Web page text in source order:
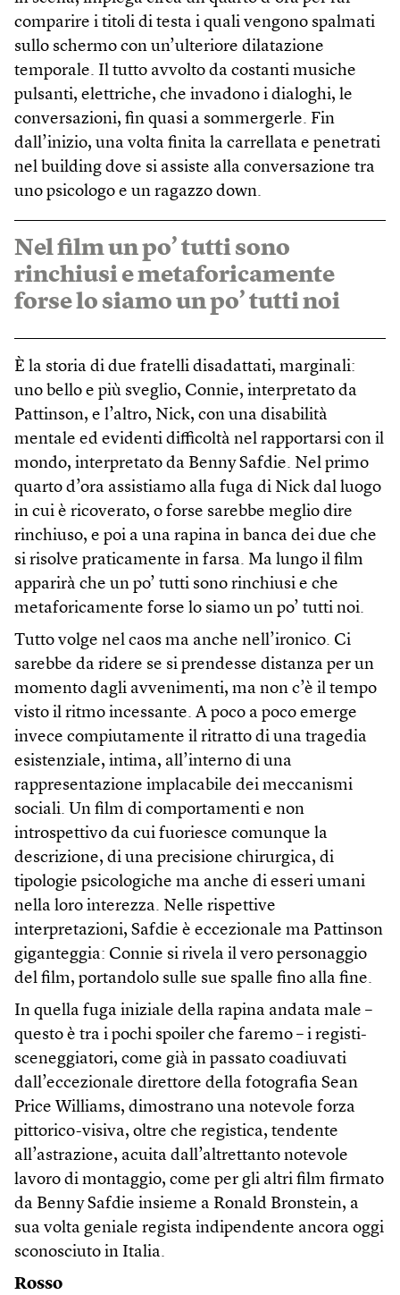
comparire i titoli di testa i quali vengono spalmati
sullo schermo con un’ulteriore dilatazione
temporale. Il tutto avvolto da costanti musiche
pulsanti, elettriche, che invadono i dialoghi, le
conversazioni, fin quasi a sommergerle. Fin
dall’inizio, una volta finita la carrellata e penetrati
nel building dove si assiste alla conversazione tra
uno psicologo e un ragazzo down.
Nel film un po’ tutti sono
rinchiusi e metaforicamente
forse lo siamo un po’ tutti noi
È la storia di due fratelli disadattati, marginali:
uno bello e più sveglio, Connie, interpretato da
Pattinson, e l’altro, Nick, con una disabilità
mentale ed evidenti difficoltà nel rapportarsi con il
mondo, interpretato da Benny Safdie. Nel primo
quarto d’ora assistiamo alla fuga di Nick dal luogo
in cui è ricoverato, o forse sarebbe meglio dire
rinchiuso, e poi a una rapina in banca dei due che
si risolve praticamente in farsa. Ma lungo il film
apparirà che un po’ tutti sono rinchiusi e che
metaforicamente forse lo siamo un po’ tutti noi.
Tutto volge nel caos ma anche nell’ironico. Ci
sarebbe da ridere se si prendesse distanza per un
momento dagli avvenimenti, ma non c’è il tempo
visto il ritmo incessante. A poco a poco emerge
invece compiutamente il ritratto di una tragedia
esistenziale, intima, all’interno di una
rappresentazione implacabile dei meccanismi
sociali. Un film di comportamenti e non
introspettivo da cui fuoriesce comunque la
descrizione, di una precisione chirurgica, di
tipologie psicologiche ma anche di esseri umani
nella loro interezza. Nelle rispettive
interpretazioni, Safdie è eccezionale ma Pattinson
giganteggia: Connie si rivela il vero personaggio
del film, portandolo sulle sue spalle fino alla fine.
In quella fuga iniziale della rapina andata male –
questo è tra i pochi spoiler che faremo – i registi-
sceneggiatori, come già in passato coadiuvati
dall’eccezionale direttore della fotografia Sean
Price Williams, dimostrano una notevole forza
pittorico-visiva, oltre che registica, tendente
all’astrazione, acuita dall’altrettanto notevole
lavoro di montaggio, come per gli altri film firmato
da Benny Safdie insieme a Ronald Bronstein, a
sua volta geniale regista indipendente ancora oggi
sconosciuto in Italia.
Rosso